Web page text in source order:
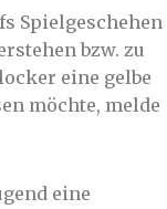
Spielgeschehen
bzw. zu
eine gelbe
möchte, melde
eine